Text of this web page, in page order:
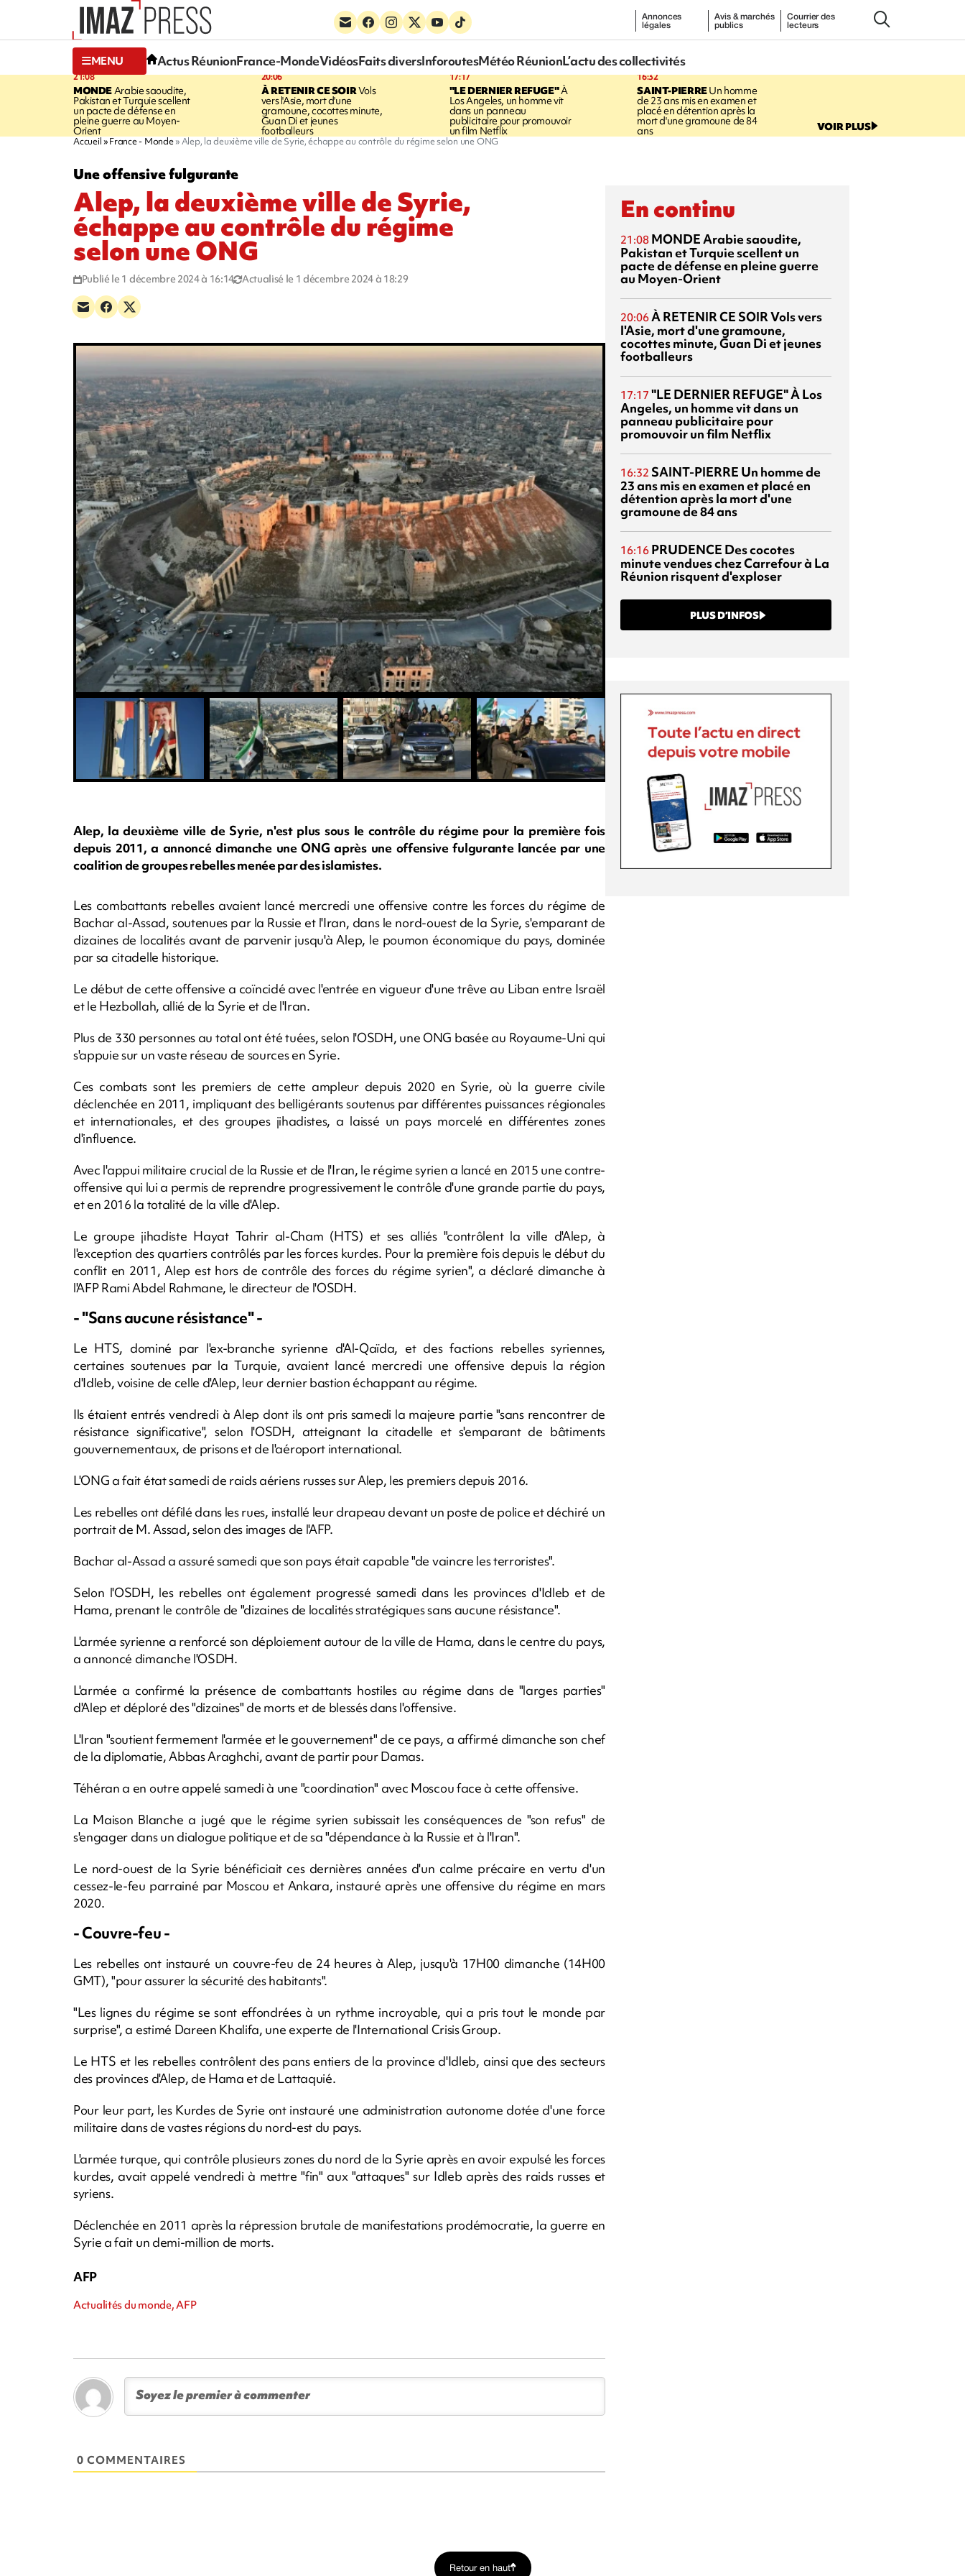
Annonces
légales
Avis & marchés
publics
Courrier des
lecteurs
MENU Actus RéunionFrance-MondeVidéosFaits diversInforoutesMétéo RéunionL’actu des collectivités
21:08
MONDE Arabie saoudite,
Pakistan et Turquie scellent
un pacte de défense en
pleine guerre au Moyen-
Orient
20:06
À RETENIR CE SOIRVols
vers l'Asie, mort d'une
gramoune, cocottes minute,
Guan Di et jeunes
footballeurs
17:17
"LE DERNIER REFUGE"À
Los Angeles, un homme vit
dans un panneau
publicitaire pour promouvoir
un film Netflix
16:32
SAINT-PIERREUn homme
de 23 ans mis en examen et
placé en détention après la
mort d'une gramoune de 84
ans VOIR PLUS
Accueil France - Monde Alep, la deuxième ville de Syrie, échappe au contrôle du régime selon une ONG
Une offensive fulgurante
Alep, la deuxième ville de Syrie,
échappe au contrôle du régime
selon une ONG
Publié le 1 décembre 2024 à 16:14 Actualisé le 1 décembre 2024 à 18:29
Alep, la deuxième ville de Syrie, n'est plus sous le contrôle du régime pour la première fois
depuis 2011, a annoncé dimanche une ONG après une offensive fulgurante lancée par une
coalition de groupes rebelles menée par des islamistes.
Les combattants rebelles avaient lancé mercredi une offensive contre les forces du régime de
Bachar al-Assad, soutenues par la Russie et l'Iran, dans le nord-ouest de la Syrie, s'emparant de
dizaines de localités avant de parvenir jusqu'à Alep, le poumon économique du pays, dominée
par sa citadelle historique.
Le début de cette offensive a coïncidé avec l'entrée en vigueur d'une trêve au Liban entre Israël
et le Hezbollah, allié de la Syrie et de l'Iran.
Plus de 330 personnes au total ont été tuées, selon l'OSDH, une ONG basée au Royaume-Uni qui
s'appuie sur un vaste réseau de sources en Syrie.
Ces combats sont les premiers de cette ampleur depuis 2020 en Syrie, où la guerre civile
déclenchée en 2011, impliquant des belligérants soutenus par différentes puissances régionales
et internationales, et des groupes jihadistes, a laissé un pays morcelé en différentes zones
d'influence.
Avec l'appui militaire crucial de la Russie et de l'Iran, le régime syrien a lancé en 2015 une contre-
offensive qui lui a permis de reprendre progressivement le contrôle d'une grande partie du pays,
et en 2016 la totalité de la ville d'Alep.
Le groupe jihadiste Hayat Tahrir al-Cham (HTS) et ses alliés "contrôlent la ville d'Alep, à
l'exception des quartiers contrôlés par les forces kurdes. Pour la première fois depuis le début du
conflit en 2011, Alep est hors de contrôle des forces du régime syrien", a déclaré dimanche à
l'AFP Rami Abdel Rahmane, le directeur de l'OSDH.
- "Sans aucune résistance" -
Le HTS, dominé par l'ex-branche syrienne d'Al-Qaïda, et des factions rebelles syriennes,
certaines soutenues par la Turquie, avaient lancé mercredi une offensive depuis la région
d'Idleb, voisine de celle d'Alep, leur dernier bastion échappant au régime.
Ils étaient entrés vendredi à Alep dont ils ont pris samedi la majeure partie "sans rencontrer de
résistance significative", selon l'OSDH, atteignant la citadelle et s'emparant de bâtiments
gouvernementaux, de prisons et de l'aéroport international.
L'ONG a fait état samedi de raids aériens russes sur Alep, les premiers depuis 2016.
Les rebelles ont défilé dans les rues, installé leur drapeau devant un poste de police et déchiré un
portrait de M. Assad, selon des images de l'AFP.
Bachar al-Assad a assuré samedi que son pays était capable "de vaincre les terroristes".
Selon l'OSDH, les rebelles ont également progressé samedi dans les provinces d'Idleb et de
Hama, prenant le contrôle de "dizaines de localités stratégiques sans aucune résistance".
L'armée syrienne a renforcé son déploiement autour de la ville de Hama, dans le centre du pays,
a annoncé dimanche l'OSDH.
L'armée a confirmé la présence de combattants hostiles au régime dans de "larges parties"
d'Alep et déploré des "dizaines" de morts et de blessés dans l'offensive.
L'Iran "soutient fermement l'armée et le gouvernement" de ce pays, a affirmé dimanche son chef
de la diplomatie, Abbas Araghchi, avant de partir pour Damas.
Téhéran a en outre appelé samedi à une "coordination" avec Moscou face à cette offensive.
La Maison Blanche a jugé que le régime syrien subissait les conséquences de "son refus" de
s'engager dans un dialogue politique et de sa "dépendance à la Russie et à l'Iran".
Le nord-ouest de la Syrie bénéficiait ces dernières années d'un calme précaire en vertu d'un
cessez-le-feu parrainé par Moscou et Ankara, instauré après une offensive du régime en mars
2020.
- Couvre-feu -
Les rebelles ont instauré un couvre-feu de 24 heures à Alep, jusqu'à 17H00 dimanche (14H00
GMT), "pour assurer la sécurité des habitants".
"Les lignes du régime se sont effondrées à un rythme incroyable, qui a pris tout le monde par
surprise", a estimé Dareen Khalifa, une experte de l'International Crisis Group.
Le HTS et les rebelles contrôlent des pans entiers de la province d'Idleb, ainsi que des secteurs
des provinces d'Alep, de Hama et de Lattaquié.
Pour leur part, les Kurdes de Syrie ont instauré une administration autonome dotée d'une force
militaire dans de vastes régions du nord-est du pays.
L'armée turque, qui contrôle plusieurs zones du nord de la Syrie après en avoir expulsé les forces
kurdes, avait appelé vendredi à mettre "fin" aux "attaques" sur Idleb après des raids russes et
syriens.
Déclenchée en 2011 après la répression brutale de manifestations prodémocratie, la guerre en
Syrie a fait un demi-million de morts.
AFP
Actualités du monde, AFP
0 COMMENTAIRES
En continu
21:08 MONDEArabie saoudite,
Pakistan et Turquie scellent un
pacte de défense en pleine guerre
au Moyen-Orient
20:06À RETENIR CE SOIRVols vers
l'Asie, mort d'une gramoune,
cocottes minute, Guan Di et jeunes
footballeurs
17:17 "LE DERNIER REFUGE"À Los
Angeles, un homme vit dans un
panneau publicitaire pour
promouvoir un film Netflix
16:32 SAINT-PIERRE Un homme de
23 ans mis en examen et placé en
détention après la mort d'une
gramoune de 84 ans
16:16 PRUDENCE Des cocotes
minute vendues chez Carrefour à La
Réunion risquent d'exploser
PLUS D’INFOS
Retour en haut